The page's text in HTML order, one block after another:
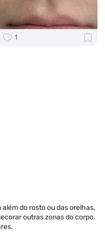
1
além do rosto ou das orelhas,
outras zonas do corpo.